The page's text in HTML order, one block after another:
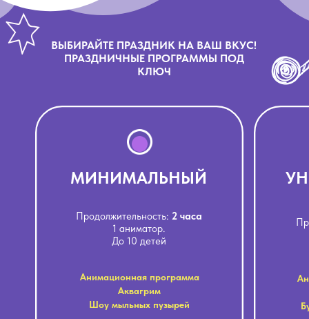
ВЫБИРАЙТЕ ПРАЗДНИК НА ВАШ ВКУС!
ПРАЗДНИЧНЫЕ ПРОГРАММЫ ПОД
КЛЮЧ
Продолжительность: 2 часа
1 аниматор.
До 10 детей
Анимационная программа
Аквагрим
Шоу мыльных пузырей
МИНИМАЛЬНЫЙ